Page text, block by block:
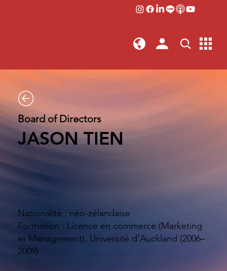
Nationalité : néo-zélandaise
Formation : Licence en commerce (Marketing
et Management), Université d’Auckland (2006–
2009)
Board of Directors
JASON TIEN